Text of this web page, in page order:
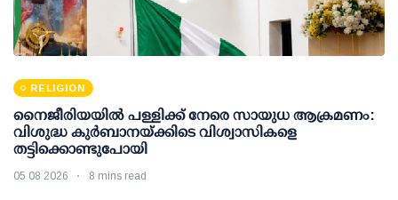
RELIGION
നൈജീരിയയിൽ പള്ളിക്ക് നേരെ സായുധ ആക്രമണം:
വിശുദ്ധ കുർബാനയ്ക്കിടെ വിശ്വാസികളെ
തട്ടിക്കൊണ്ടുപോയി
05 08 2026 8 mins read